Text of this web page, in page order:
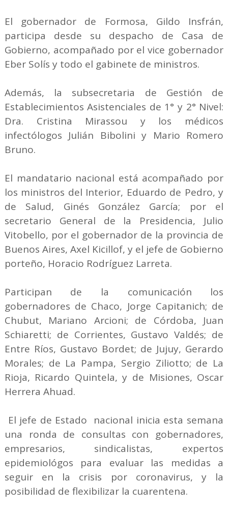
El gobernador de Formosa, Gildo Insfrán,
participa desde su despacho de Casa de
Gobierno, acompañado por el vice gobernador
Eber Solís y todo el gabinete de ministros.
Además, la subsecretaria de Gestión de
Establecimientos Asistenciales de 1° y 2° Nivel:
Dra. Cristina Mirassou y los médicos
infectólogos Julián Bibolini y Mario Romero
Bruno.
El mandatario nacional está acompañado por
los ministros del Interior, Eduardo de Pedro, y
de Salud, Ginés González García; por el
secretario General de la Presidencia, Julio
Vitobello, por el gobernador de la provincia de
Buenos Aires, Axel Kicillof, y el jefe de Gobierno
porteño, Horacio Rodríguez Larreta.
Participan de la comunicación los
gobernadores de Chaco, Jorge Capitanich; de
Chubut, Mariano Arcioni; de Córdoba, Juan
Schiaretti; de Corrientes, Gustavo Valdés; de
Entre Ríos, Gustavo Bordet; de Jujuy, Gerardo
Morales; de La Pampa, Sergio Ziliotto; de La
Rioja, Ricardo Quintela, y de Misiones, Oscar
Herrera Ahuad.
El jefe de Estado nacional inicia esta semana
una ronda de consultas con gobernadores,
empresarios, sindicalistas, expertos
epidemiológos para evaluar las medidas a
seguir en la crisis por coronavirus, y la
posibilidad de flexibilizar la cuarentena.